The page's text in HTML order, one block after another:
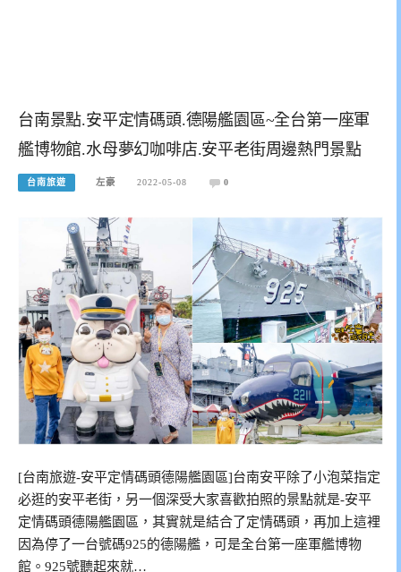
台南景點.安平定情碼頭.德陽艦園區~全台第一座軍
艦博物館.水母夢幻咖啡店.安平老街周邊熱門景點
台南旅遊 左豪 2022-05-08 0
[台南旅遊-安平定情碼頭德陽艦園區]台南安平除了小泡菜指定
必逛的安平老街，另一個深受大家喜歡拍照的景點就是-安平
定情碼頭德陽艦園區，其實就是結合了定情碼頭，再加上這裡
因為停了一台號碼925的德陽艦，可是全台第一座軍艦博物
館。925號聽起來就…